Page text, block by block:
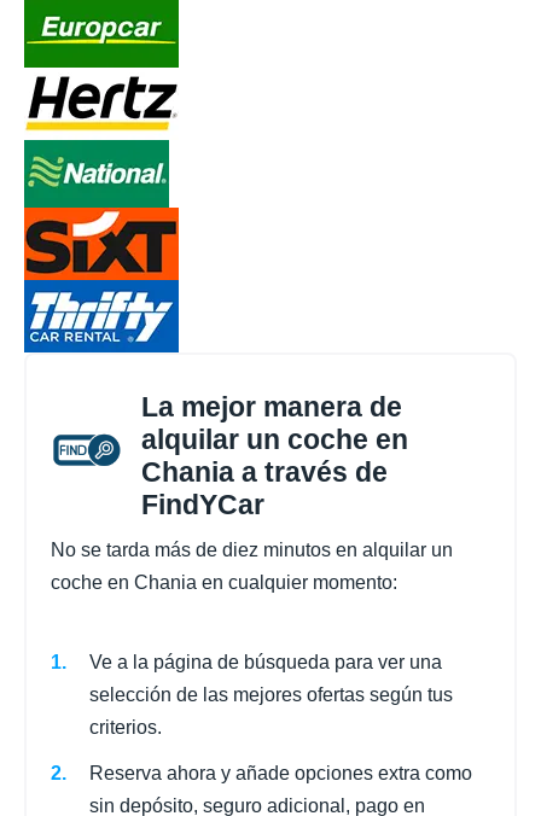
La mejor manera de
alquilar un coche en
Chania a través de
FindYCar
No se tarda más de diez minutos en alquilar un
coche en Chania en cualquier momento:
Ve a la página de búsqueda para ver una
selección de las mejores ofertas según tus
criterios.
Reserva ahora y añade opciones extra como
sin depósito, seguro adicional, pago en